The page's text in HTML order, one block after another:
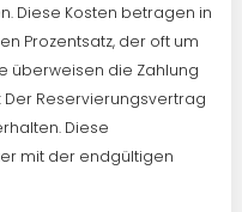
Diese Kosten betragen in
Prozentsatz, der oft um
überweisen die Zahlung
Der Reservierungsvertrag
Diese
mit der endgültigen